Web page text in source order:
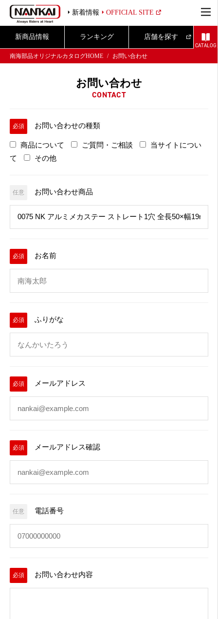
新着情報 OFFICIAL SITE
新商品情報 ランキング 店舗を探す
CATALOG
南海部品オリジナルカタログHOME
お問い合わせ
お問い合わせ
CONTACT
必須 お問い合わせの種類
商品について ご質問・ご相談
当サイトについ
て
その他
任意 お問い合わせ商品
必須 お名前
必須 ふりがな
必須 メールアドレス
必須 メールアドレス確認
任意 電話番号
必須 お問い合わせ内容